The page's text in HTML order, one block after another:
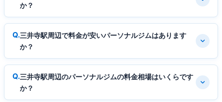
か？
三井寺駅周辺で料金が安いパーソナルジムはあります
か？
三井寺駅周辺のパーソナルジムの料金相場はいくらです
か？